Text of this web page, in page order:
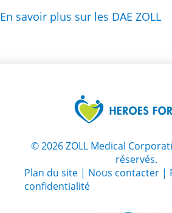
En savoir plus sur les DAE ZOLL
©2026ZOLL Medical
réservés.
Plan du site | Nous contacter |
confidentialité